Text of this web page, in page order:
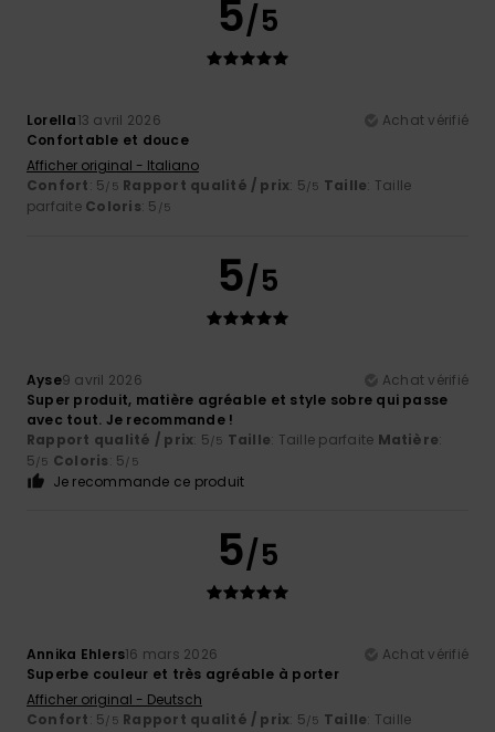
5/5
Lorella13 avril 2026
Achat vérifié
Confortable et douce
Afficher original - Italiano
Confort: 5/5 Rapport qualité / prix: 5/5 Taille: Taille
parfaite Coloris: 5 /5
5/5
Ayse9 avril 2026
Achat vérifié
Super produit, matière agréable et style sobre qui passe
avec tout. Je recommande !
Rapport qualité / prix: 5/5 Taille: Taille parfaite Matière:
5/5 Coloris: 5/5
Je recommande ce produit
5/5
Annika Ehlers16 mars 2026
Achat vérifié
Superbe couleur et très agréable à porter
Afficher original - Deutsch
Confort: 5/5 Rapport qualité / prix: 5/5 Taille: Taille